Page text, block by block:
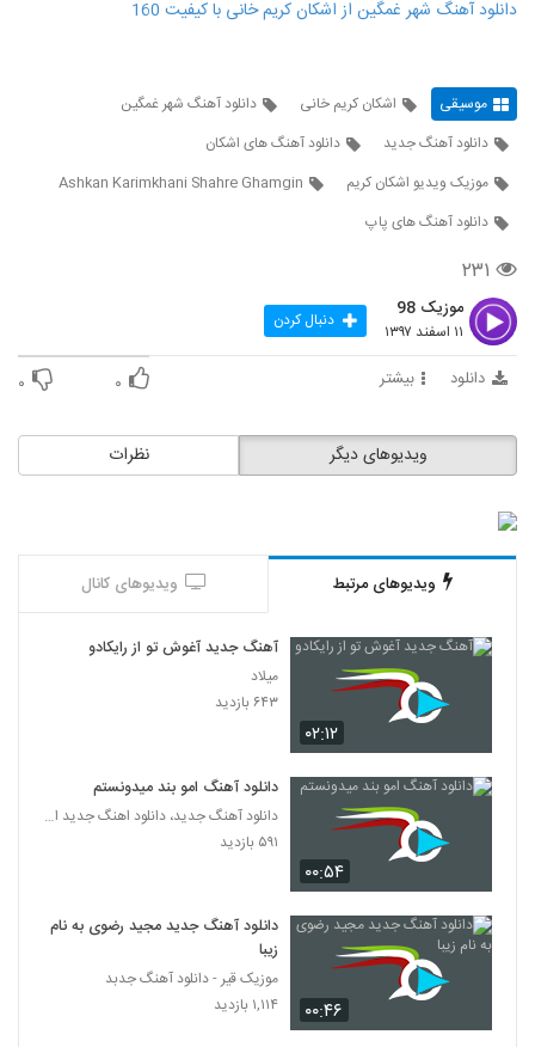
دانلود آهنگ شهر غمگین از اشکان کریم خانی با کیفیت 160
موسیقی اشکان کریم خانی
دانلود آهنگ شهر غمگین
دانلود آهنگ جدید
دانلود آهنگ های اشکان
موزیک ویدیو اشکان کریم
Ashkan Karimkhani Shahre Ghamgin
دانلود آهنگ های پاپ
۲۳۱
موزیک 98
۱۱ اسفند ۱۳۹۷ دنبال کردن
دانلود بیشتر ۰ ۰
نظرات ویدیوهای دیگر
ویدیوهای مرتبط ویدیوهای کانال
۰۲:۱۲
آهنگ جدید آغوش تو از رایکادو
میلاد
۶۴۳ بازدید
۰۰:۵۴
دانلود آهنگ امو بند میدونستم
دانلود آهنگ جدید، دانلود اهنگ جدید ایرانی
۵۹۱ بازدید
۰۰:۴۶
دانلود آهنگ جدید مجید رضوی به نام
زیبا
موزیک قیر - دانلود آهنگ جدبد
۱,۱۱۴ بازدید